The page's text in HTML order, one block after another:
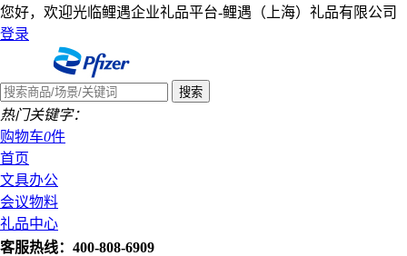
您好，欢迎光临鲤遇企业礼品平台-鲤遇（上海）礼品有限公司
登录
热门关键字：
购物车0件
首页
文具办公
会议物料
礼品中心
客服热线：400-808-6909